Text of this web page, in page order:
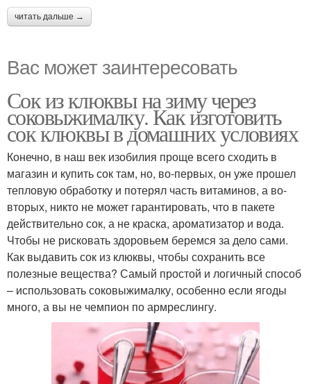
читать дальше →
Вас может заинтересовать
Сок из клюквы на зиму через
соковыжималку. Как изготовить
сок клюквы в домашних условиях
Конечно, в наш век изобилия проще всего сходить в
магазин и купить сок там, но, во-первых, он уже прошел
тепловую обработку и потерял часть витаминов, а во-
вторых, никто не может гарантировать, что в пакете
действительно сок, а не краска, ароматизатор и вода.
Чтобы не рисковать здоровьем беремся за дело сами.
Как выдавить сок из клюквы, чтобы сохранить все
полезные вещества? Самый простой и логичный способ
– использовать соковыжималку, особенно если ягоды
много, а вы не чемпион по армреслингу.